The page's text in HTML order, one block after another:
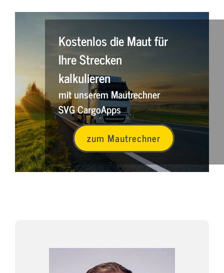
Kostenlos die Maut für
Ihre Strecken
kalkulieren
mit unserem Mautrechner
SVG CargoApps
zum Mautrechner